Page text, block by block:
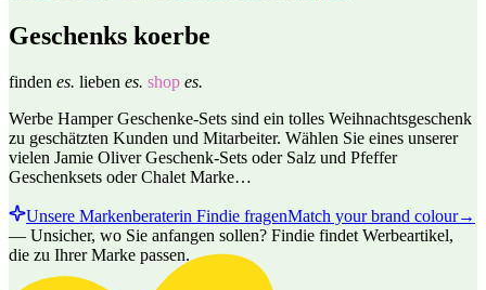
Geschenks koerbe
finden es. lieben es. shop es.
Werbe Hamper Geschenke-Sets sind ein tolles Weihnachtsgeschenk
zu geschätzten Kunden und Mitarbeiter. Wählen Sie eines unserer
vielen Jamie Oliver Geschenk-Sets oder Salz und Pfeffer
Geschenksets oder Chalet Marke…
Unsere Markenberaterin Findie fragenMatch your brand colour→
— Unsicher, wo Sie anfangen sollen? Findie findet Werbeartikel,
die zu Ihrer Marke passen.